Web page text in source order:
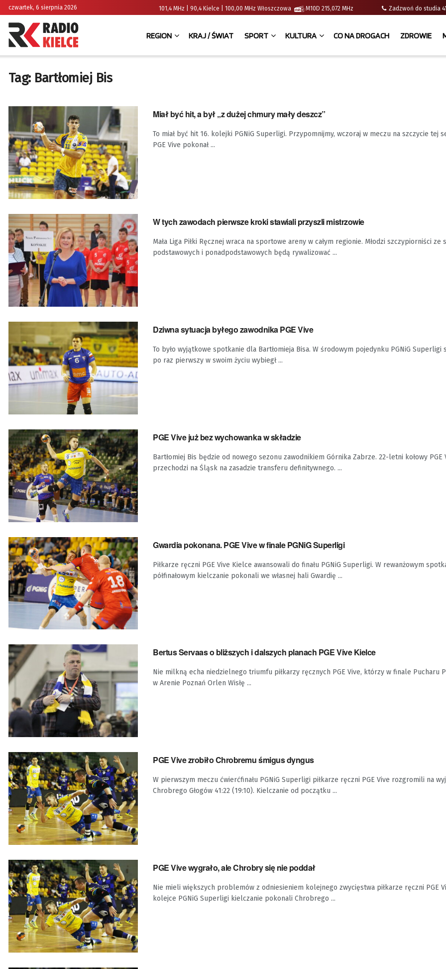
czwartek, 6 sierpnia 2026 101,4 MHz | 90,4 Kielce | 100,00 MHz Włoszczowa M10D 215,072 MHz Zadzwoń do
REGION KRAJ / ŚWIAT SPORT KULTURA CO NA DROGACH ZDROWIE
Tag: Bartłomiej Bis
Miał być hit, a był „z dużej chmury mały deszcz”
To miał być hit 16. kolejki PGNiG Superligi. Przypomnijmy, wczoraj w meczu na szczycie tej
PGE Vive pokonał ...
W tych zawodach pierwsze kroki stawiali przyszli mistrzowie
Mała Liga Piłki Ręcznej wraca na sportowe areny w całym regionie. Młodzi szczypiorniści ze
podstawowych i ponadpodstawowych będą rywalizować ...
Dziwna sytuacja byłego zawodnika PGE Vive
To było wyjątkowe spotkanie dla Bartłomieja Bisa. W środowym pojedynku PGNiG Superligi
po raz pierwszy w swoim życiu wybiegł ...
PGE Vive już bez wychowanka w składzie
Bartłomiej Bis będzie od nowego sezonu zawodnikiem Górnika Zabrze. 22-letni kołowy PGE
przechodzi na Śląsk na zasadzie transferu definitywnego. ...
Gwardia pokonana. PGE Vive w finale PGNiG Superligi
Piłkarze ręczni PGE Vive Kielce awansowali do finału PGNiG Superligi. W rewanżowym
półfinałowym kielczanie pokonali we własnej hali Gwardię ...
Bertus Servaas o bliższych i dalszych planach PGE Vive Kielce
Nie milkną echa niedzielnego triumfu piłkarzy ręcznych PGE Vive, którzy w finale Pucharu
w Arenie Poznań Orlen Wisłę ...
PGE Vive zrobiło Chrobremu śmigus dyngus
W pierwszym meczu ćwierćfinału PGNiG Superligi piłkarze ręczni PGE Vive rozgromili na
Chrobrego Głogów 41:22 (19:10). Kielczanie od początku ...
PGE Vive wygrało, ale Chrobry się nie poddał
Nie mieli większych problemów z odniesieniem kolejnego zwycięstwa piłkarze ręczni PGE
kolejce PGNiG Superligi kielczanie pokonali Chrobrego ...